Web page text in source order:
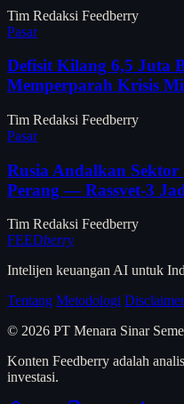
Tim Redaksi Feedberry
Pasar
Defisit Kilang 6,5 Juta
Memperparah Krisis
Tim Redaksi Feedberry
Pasar
Rusia Andalkan
Perang — Rassvet-3
Tim Redaksi Feedberry
FEEDberry
Intelijen keuangan AI untuk
Tentang Metodologi Disclaimer
© 2026 PT Menara Sinar
Konten Feedberry adalah
investasi.